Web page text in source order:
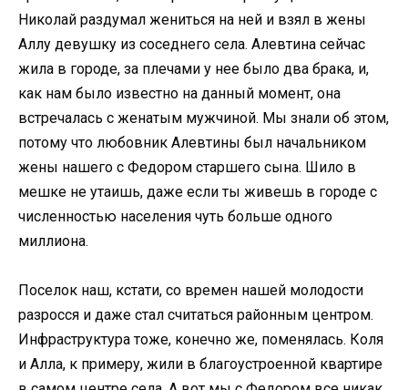
Николай раздумал жениться на ней и взял в жены
Аллу девушку из соседнего села. Алевтина сейчас
жила в городе, за плечами у нее было два брака, и,
как нам было известно на данный момент, она
встречалась с женатым мужчиной. Мы знали об этом,
потому что любовник Алевтины был начальником
жены нашего с Федором старшего сына. Шило в
мешке не утаишь, даже если ты живешь в городе с
численностью населения чуть больше одного
миллиона.
Поселок наш, кстати, со времен нашей молодости
разросся и даже стал считаться районным центром.
Инфраструктура тоже, конечно же, поменялась. Коля
и Алла, к примеру, жили в благоустроенной квартире